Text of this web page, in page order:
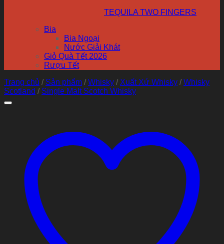
TEQUILA TWO FINGERS
Bia
Bia Ngoại
Nước Giải Khát
Giỏ Quà Tết 2026
Rượu Tết
Trang chủ / Sản phẩm / Whisky / Xuất Xứ Whisky / Whisky
Scotland / Single Malt Scotch Whisky